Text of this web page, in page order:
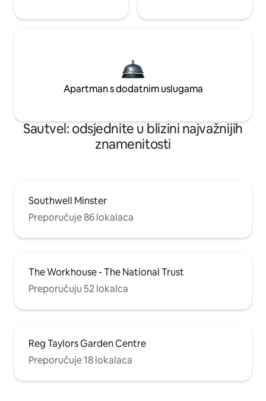
Apartman s dodatnim uslugama
Sautvel: odsjednite u blizini najvažnijih
znamenitosti
Southwell Minster
Preporučuje 86 lokalaca
The Workhouse - The National Trust
Preporučuju 52 lokalca
Reg Taylors Garden Centre
Preporučuje 18 lokalaca